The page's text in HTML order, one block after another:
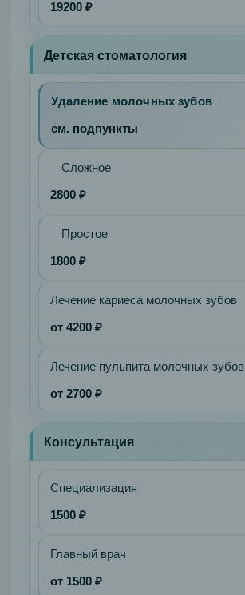
19200 ₽
Детская стоматология
Удаление молочных зубов
см. подпункты
Сложное
2800 ₽
Простое
1800 ₽
Лечение кариеса молочных зубов
от 4200 ₽
Лечение пульпита молочных зубов
от 2700 ₽
Консультация
Специализация
1500 ₽
Главный врач
от 1500 ₽